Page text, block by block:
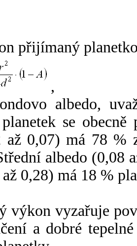
přijímaný
,
albedo,
se
až 0,07) má 78 %
albedo (0,08
0,28) má 18 %
výkon vyzařuje
a dobré